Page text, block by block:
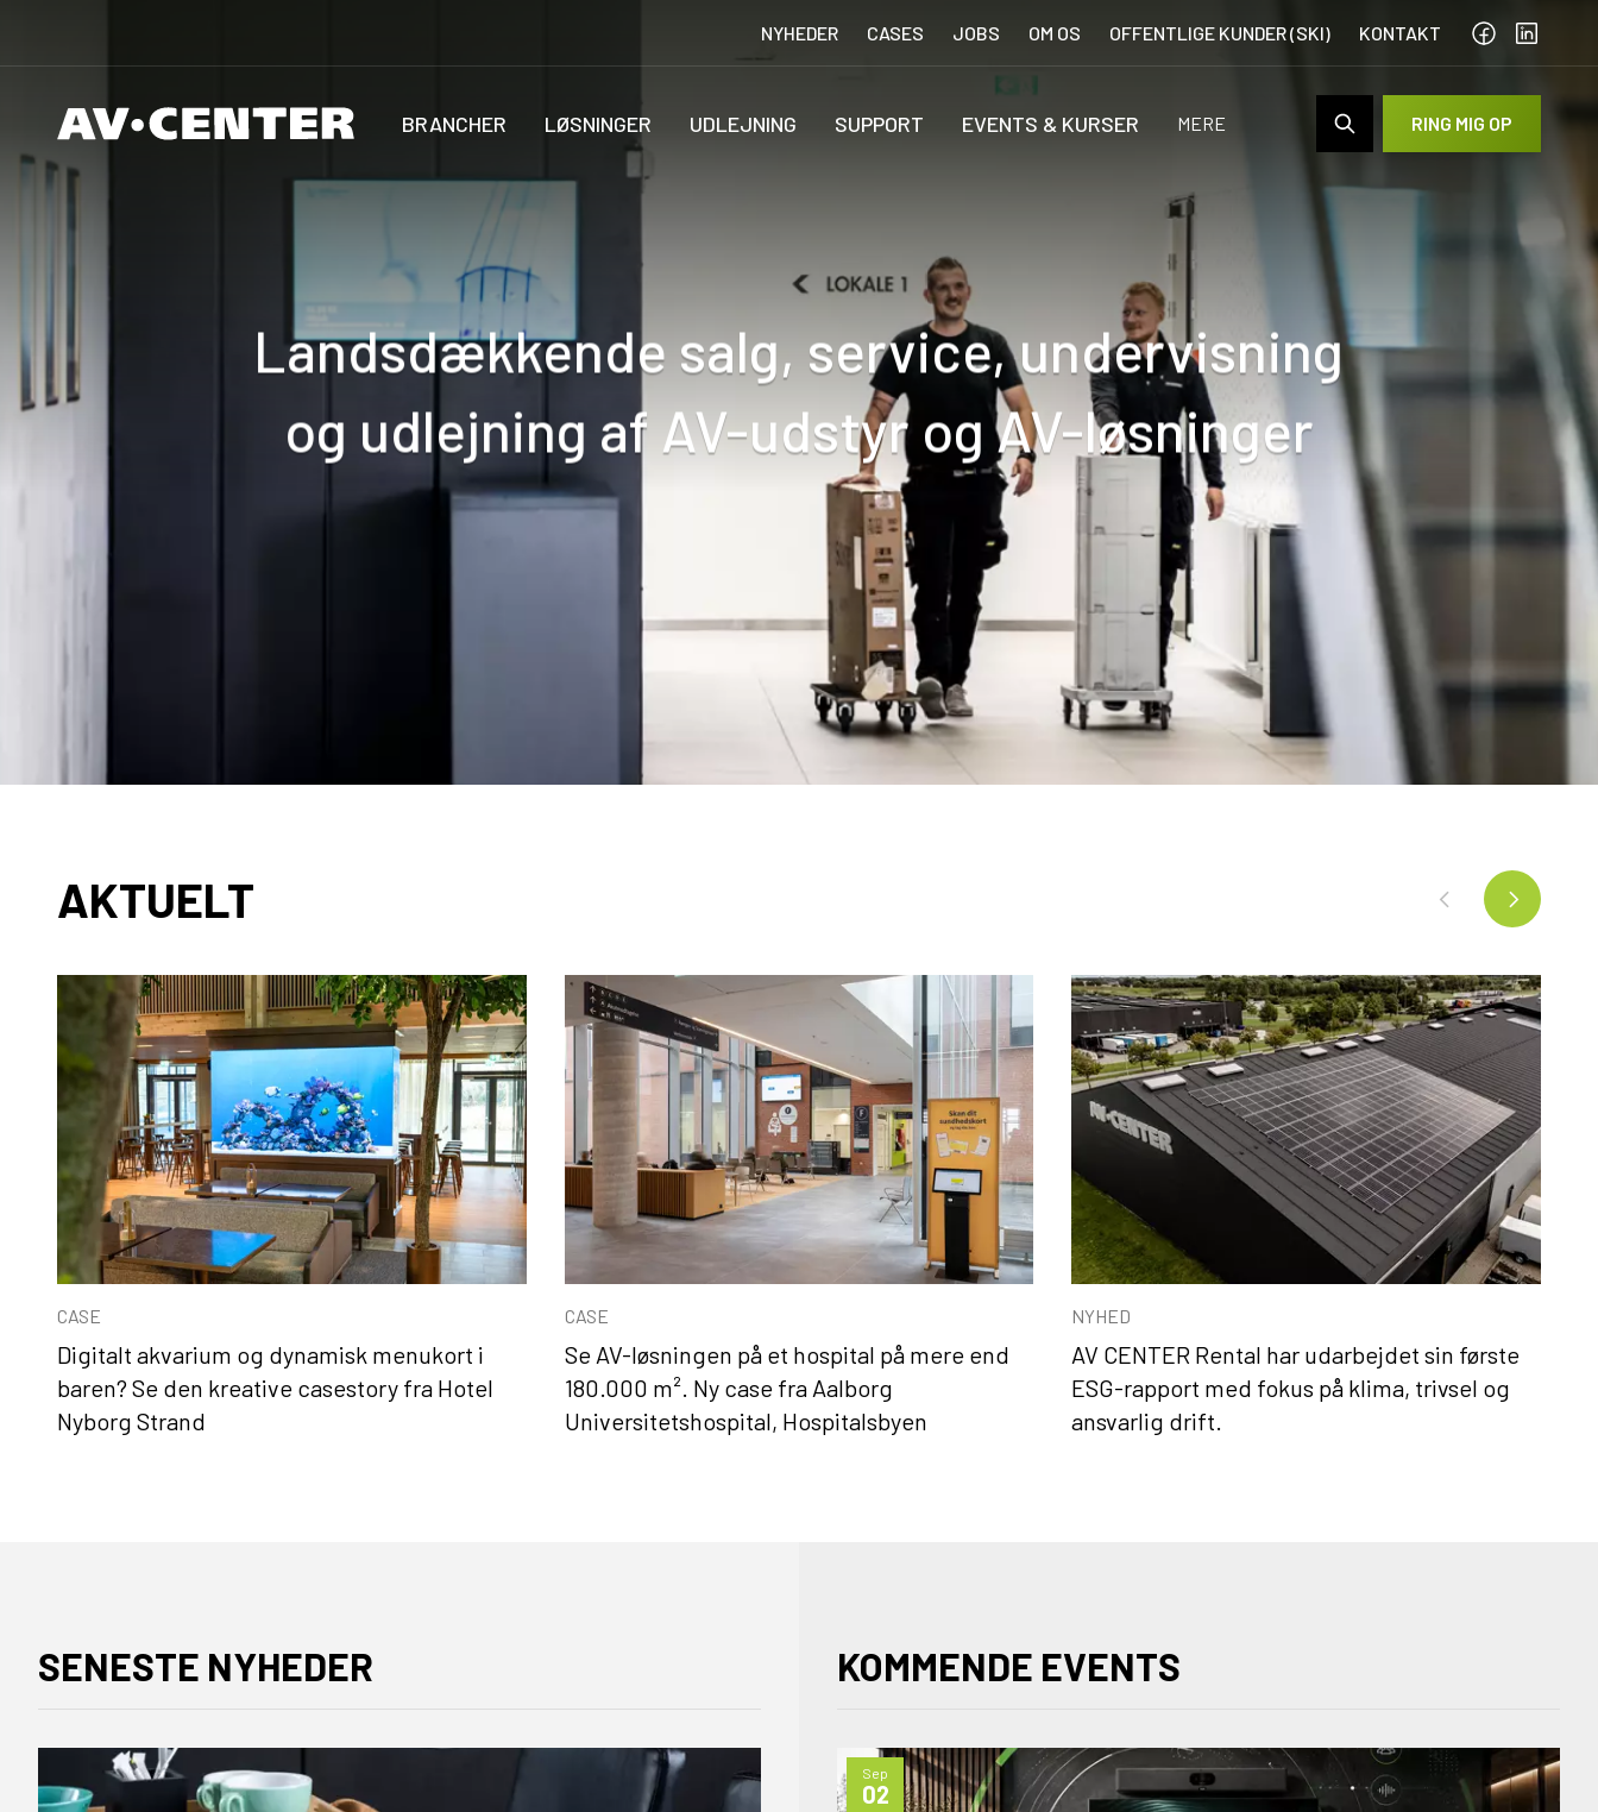
NYHEDER CASES JOBS OM OS OFFENTLIGE KUNDER (SKI) KONTAKT
BRANCHER LØSNINGER UDLEJNING SUPPORT EVENTS & KURSER MERE RING MIG OP
Landsdækkende salg, service, undervisning
og udlejning af AV-udstyr og AV-løsninger
AKTUELT
CASE
Digitalt akvarium og dynamisk menukort i
baren? Se den kreative casestory fra Hotel
Nyborg Strand
CASE
Se AV-løsningen på et hospital på mere end
180.000 m². Ny case fra Aalborg
Universitetshospital, Hospitalsbyen
NYHED
AV CENTER Rental har udarbejdet sin første
ESG-rapport med fokus på klima, trivsel og
ansvarlig drift.
SENESTE NYHEDER KOMMENDE EVENTS
Sep
02